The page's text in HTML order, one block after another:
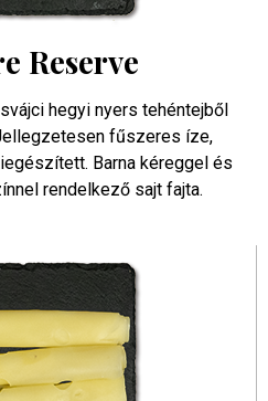
Reserve
hegyi nyers tehéntejből
fűszeres íze,
Barna kéreggel és
rendelkező sajt fajta.